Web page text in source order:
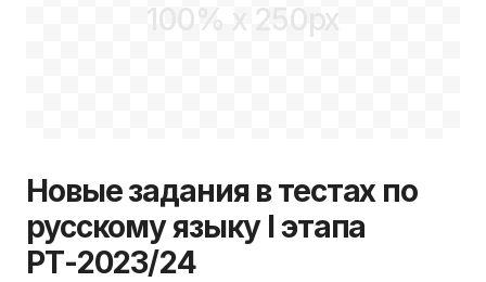
100% x 250px
Новые задания в тестах по
русскому языку I этапа
РТ-2023/24